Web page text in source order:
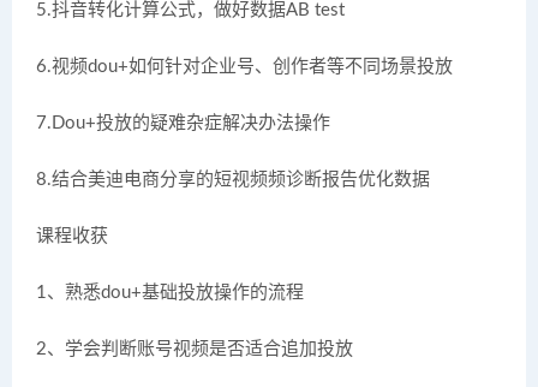
5.抖音转化计算公式，做好数据AB test
6.视频dou+如何针对企业号、创作者等不同场景投放
7.Dou+投放的疑难杂症解决办法操作
8.结合美迪电商分享的短视频频诊断报告优化数据
课程收获
1、熟悉dou+基础投放操作的流程
2、学会判断账号视频是否适合追加投放